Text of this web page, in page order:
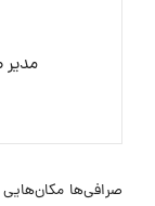
مدیر
صرافی‌ها